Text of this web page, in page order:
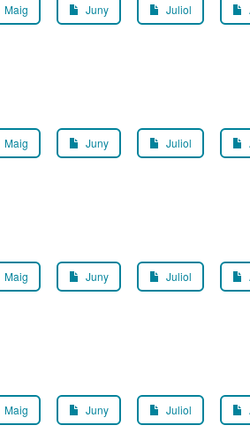
Maig Juny Juliol
Maig Juny Juliol
Maig Juny Juliol
Maig Juny Juliol